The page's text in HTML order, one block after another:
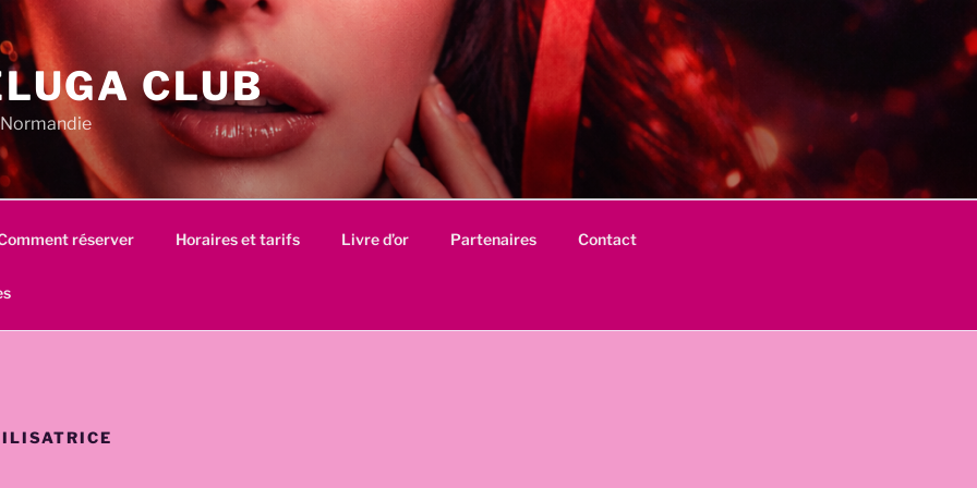
CLUB
réserver Horaires et tarifs Livre d’or Partenaires Contact